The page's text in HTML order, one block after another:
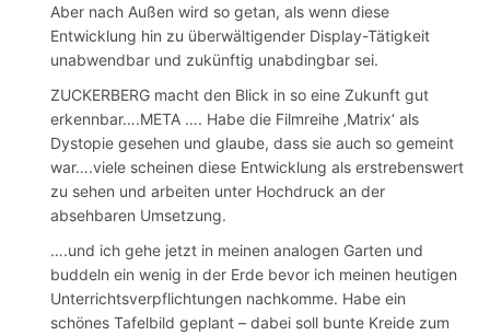
Aber nach Außen wird so getan, als wenn diese
Entwicklung hin zu überwältigender Display-Tätigkeit
unabwendbar und zukünftig unabdingbar sei.
ZUCKERBERG macht den Blick in so eine Zukunft gut
erkennbar….META …. Habe die Filmreihe ‚Matrix‘ als
Dystopie gesehen und glaube, dass sie auch so gemeint
war….viele scheinen diese Entwicklung als erstrebenswert
zu sehen und arbeiten unter Hochdruck an der
absehbaren Umsetzung.
….und ich gehe jetzt in meinen analogen Garten und
buddeln ein wenig in der Erde bevor ich meinen heutigen
Unterrichtsverpflichtungen nachkomme. Habe ein
schönes Tafelbild geplant – dabei soll bunte Kreide zum